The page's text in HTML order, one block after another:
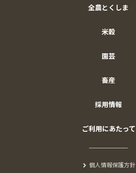
全農とくしま
米穀
園芸
畜産
採用情報
ご利用にあたって
個人情報保護方針